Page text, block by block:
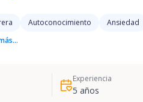
Autoconocimiento Ansiedad
Experiencia
5 años